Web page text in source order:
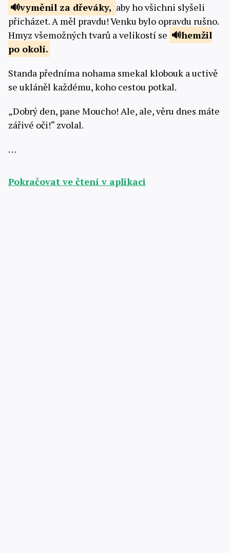
vyměnil za dřeváky, aby ho všichni slyšeli
přicházet. A měl pravdu! Venku bylo opravdu rušno.
Hmyz všemožných tvarů a velikostí se
hemžil
po okolí.
Standa předníma nohama smekal klobouk a uctivě
se ukláněl každému, koho cestou potkal.
„Dobrý den, pane Moucho! Ale, ale, věru dnes máte
zářivé oči!“ zvolal.
…
Pokračovat ve čtení v aplikaci